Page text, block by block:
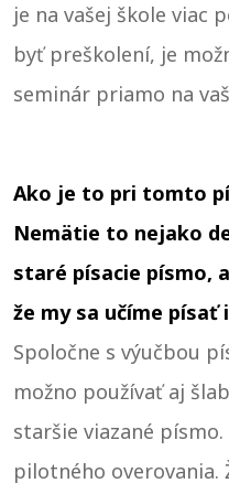
je na vašej škole viac
byť preškolení, je
seminár priamo na
Ako je to pri tomto
Nemätie to nejako
staré písacie písmo,
že my sa učíme písať
Spoločne s výučbou
možno používať aj
staršie viazané písmo.
pilotného overovania.